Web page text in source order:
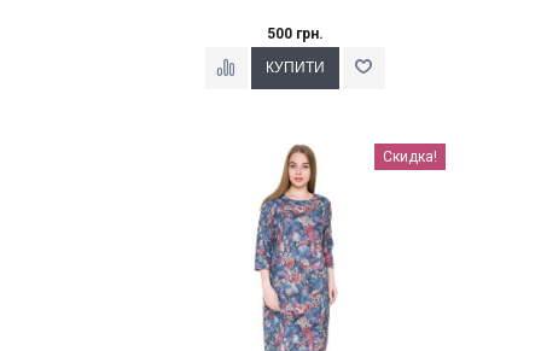
500 грн.
Наклейки Варіант з % Скидка!